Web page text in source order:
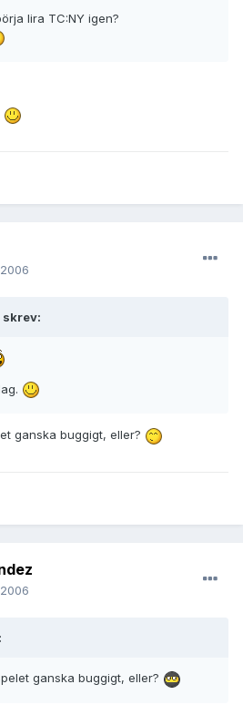
lira TC:NY igen?
skrev:
ganska buggigt, eller?
ganska buggigt, eller?